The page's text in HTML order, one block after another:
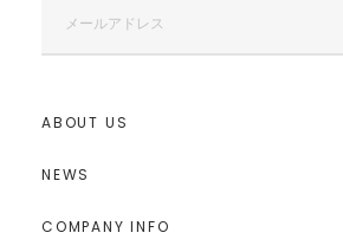
ABOUT US
NEWS
COMPANY INFO